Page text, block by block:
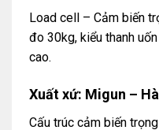
Load cell – Cảm biến
đo 30kg, kiểu thanh
cao.
Xuất xứ: Migun –
Cấu trúc cảm biến